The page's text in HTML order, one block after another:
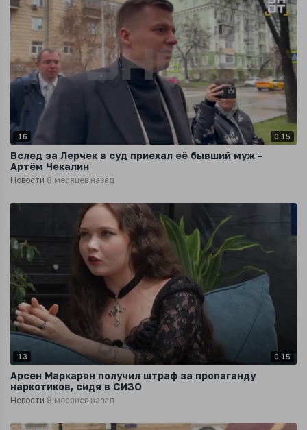
16 0:15
Вслед за Лерчек в суд приехал её бывший муж -
Артём Чекалин
Новости 8 месяцев назад
13 0:15
Арсен Маркарян получил штраф за пропаганду
наркотиков, сидя в СИЗО
Новости 8 месяцев назад